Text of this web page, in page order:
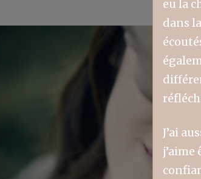
eu la
dans
J’ai
j’aime